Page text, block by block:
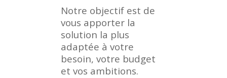
Notre objectif est de
vous apporter la
solution la plus
adaptée à votre
besoin, votre budget
et vos ambitions.